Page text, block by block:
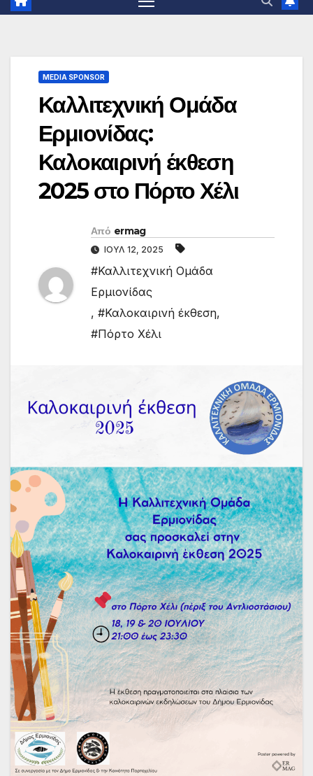
MEDIA SPONSOR
Καλλιτεχνική Ομάδα
Ερμιονίδας:
Καλοκαιρινή έκθεση
2025 στο Πόρτο Χέλι
Από ermag
ΙΟΎΛ 12, 2025
#Καλλιτεχνική Ομάδα
Ερμιονίδας
, #Καλοκαιρινή έκθεση,
#Πόρτο Χέλι